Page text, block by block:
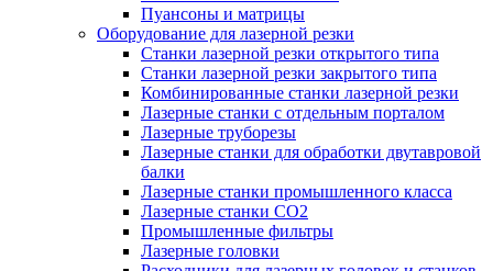
Пуансоны и матрицы
Оборудование для лазерной резки
Станки лазерной резки открытого типа
Станки лазерной резки закрытого типа
Комбинированные станки лазерной резки
Лазерные станки с отдельным порталом
Лазерные труборезы
Лазерные станки для обработки двутавровой
балки
Лазерные станки промышленного класса
Лазерные станки CO2
Промышленные фильтры
Лазерные головки